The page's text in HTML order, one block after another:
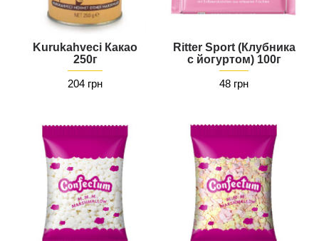
Kurukahveci Какао
250г
204 грн
Ritter Sport (Клубника
с йогуртом) 100г
48 грн